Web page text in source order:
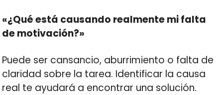
«¿Qué está causando realmente mi falta
de motivación?»
Puede ser cansancio, aburrimiento o falta de
claridad sobre la tarea. Identificar la causa
real te ayudará a encontrar una solución.